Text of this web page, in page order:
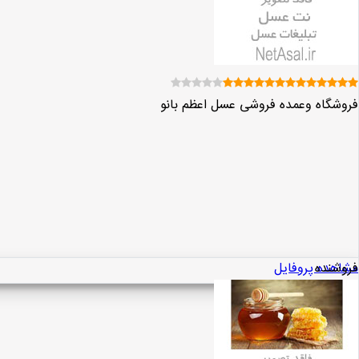
فروشگاه وعمده فروشی عسل اعظم بانو
مشاهده پروفایل
فروشنده